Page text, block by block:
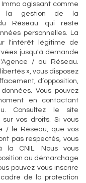
agissant comme
la gestion de la
Réseau qui reste
personnelles. La
l'intérêt légitime de
jusqu'à demande
/ au Réseau.
», vous disposez
d’opposition,
Vous pouvez
en contactant
Consultez le site
sur vos droits. Si vous
/ le Réseau, que vos
pas respectés, vous
la CNIL. Nous vous
au démarchage
pouvez vous inscrire
de la protection